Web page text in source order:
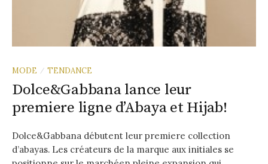
MODE / TENDANCE
Dolce&Gabbana lance leur
premiere ligne d’Abaya et Hijab!
Dolce&Gabbana débutent leur premiere collection
d’abayas. Les créateurs de la marque aux initiales se